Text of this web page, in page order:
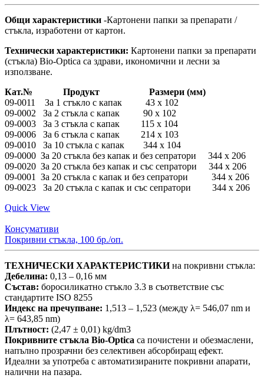
Общи характеристики -Картонени папки за препарати /
стъкла, изработени от картон.
Технически характеристики: Картонени папки за препарати
(стъкла) Bio-Optica са здрави, икономични и лесни за
използване.
Кат.№ Продукт Размери (мм)
09-0011 За 1 стъкло с капак 43 x 102
09-0002 За 2 стъкла с капак 90 x 102
09-0003 За 3 стъкла с капак 115 x 104
09-0006 За 6 стъкла с капак 214 x 103
09-0010 За 10 стъкла с капак 344 x 104
09-0000 За 20 стъкла без капак и без сепратори 344 x 206
09-0020 За 20 стъкла без капак и със сепратори 344 x 206
09-0001 За 20 стъкла с капак и без сепратори 344 x 206
09-0023 За 20 стъкла с капак и със сепратори 344 x 206
Quick View
Консумативи
Покривни стъкла, 100 бр./оп.
ТЕХНИЧЕСКИ ХАРАКТЕРИСТИКИна покривни стъкла:
Дебелина: 0,13 – 0,16 мм
Състав: боросиликатно стъкло 3.3 в съответствие със
стандартите ISO 8255
Индекс на пречупване: 1,513 – 1,523 (между λ= 546,07 nm и
λ= 643,85 nm)
Плътност: (2,47 ± 0,01) kg/dm3
Покривните стъкла Bio-Optica са почистени и обезмаслени,
напълно прозрачни без селективен абсорбиращ ефект.
Идеални за употреба с автоматизираните покривни апарати,
налични на пазара.